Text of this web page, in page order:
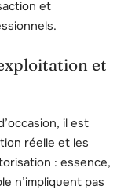
et
et
il est
réelle et les
: essence,
n’impliquent pas